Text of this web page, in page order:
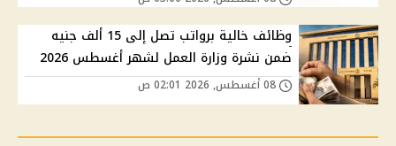
وظائف خالية برواتب تصل إلى 15 ألف جنيه
ضمن نشرة وزارة العمل لشهر أغسطس 2026